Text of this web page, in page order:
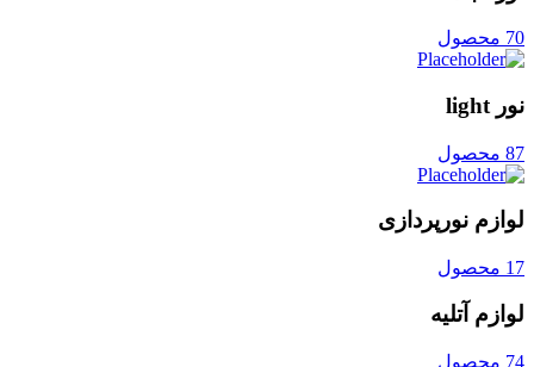
70 محصول
نور light
87 محصول
لوازم نورپردازی
17 محصول
لوازم آتلیه
74 محصول